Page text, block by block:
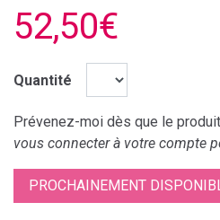
52,50€
Quantité
Prévenez-moi dès que le
vous connecter à votre compte
PROCHAINEMENT